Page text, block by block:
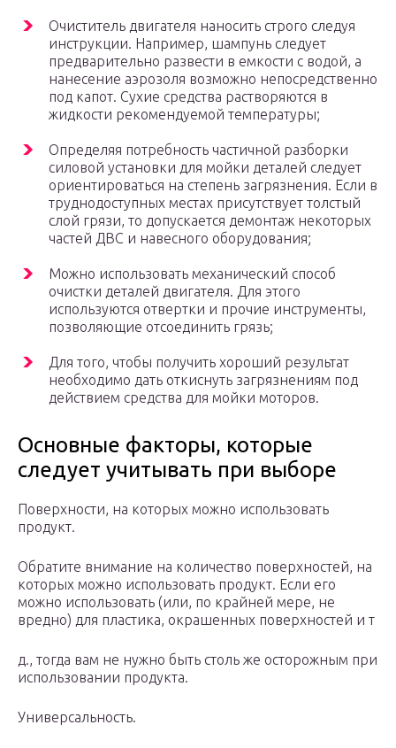
Очиститель двигателя наносить строго следуя
инструкции. Например, шампунь следует
предварительно развести в емкости с водой, а
нанесение аэрозоля возможно непосредственно
под капот. Сухие средства растворяются в
жидкости рекомендуемой температуры;
Определяя потребность частичной разборки
силовой установки для мойки деталей следует
ориентироваться на степень загрязнения. Если в
труднодоступных местах присутствует толстый
слой грязи, то допускается демонтаж некоторых
частей ДВС и навесного оборудования;
Можно использовать механический способ
очистки деталей двигателя. Для этого
используются отвертки и прочие инструменты,
позволяющие отсоединить грязь;
Для того, чтобы получить хороший результат
необходимо дать откиснуть загрязнениям под
действием средства для мойки моторов.
Основные факторы, которые
следует учитывать при выборе
Поверхности, на которых можно использовать
продукт.
Обратите внимание на количество поверхностей, на
которых можно использовать продукт. Если его
можно использовать (или, по крайней мере, не
вредно) для пластика, окрашенных поверхностей и т
д., тогда вам не нужно быть столь же осторожным при
использовании продукта.
Универсальность.